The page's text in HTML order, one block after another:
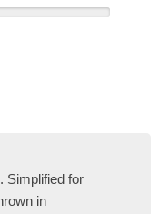
Simplified for
in